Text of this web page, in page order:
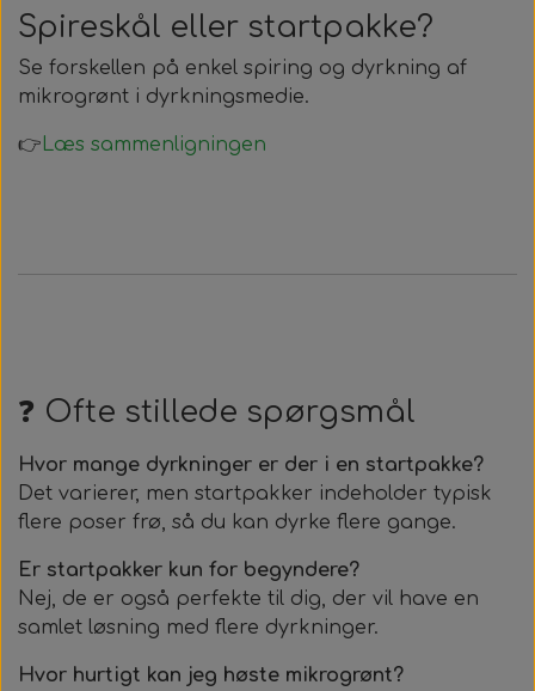
Spireskål eller startpakke?
Se forskellen på enkel spiring og dyrkning af
mikrogrønt i dyrkningsmedie.
👉 Læs sammenligningen
❓ Ofte stillede spørgsmål
Hvor mange dyrkninger er der i en startpakke?
Det varierer, men startpakker indeholder typisk
flere poser frø, så du kan dyrke flere gange.
Er startpakker kun for begyndere?
Nej, de er også perfekte til dig, der vil have en
samlet løsning med flere dyrkninger.
Hvor hurtigt kan jeg høste mikrogrønt?